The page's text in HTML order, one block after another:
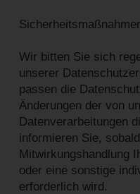
Wir bitten Sie sich
unserer
passen die
Änderungen der von
Datenverarbeitungen
informieren Sie,
Mitwirkungshandlung
oder eine sonstige
erforderlich wird.